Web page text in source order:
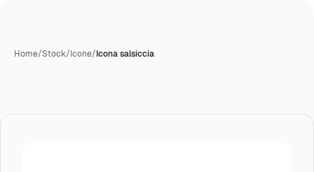
Home/Stock/Icone/Icona salsiccia